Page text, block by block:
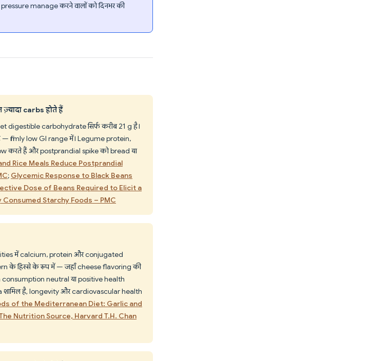
manage करने वालों को दिनभर की
carbs होते हैं
digestible carbohydrate सिर्फ करीब 21 g है।
firmly low GI range में। Legume protein,
करते हैं और postprandial spike को bread या
Rice Meals Reduce Postprandial
; Glycemic Response to Black Beans
Dose of Beans Required to Elicit a
Starchy Foods – PMC
में calcium, protein और conjugated
के हिस्से के रूप में — जहाँ cheese flavoring की
neutral या positive health
है, longevity और cardiovascular health
of the Mediterranean Diet: Garlic and
Nutrition Source, Harvard T.H. Chan